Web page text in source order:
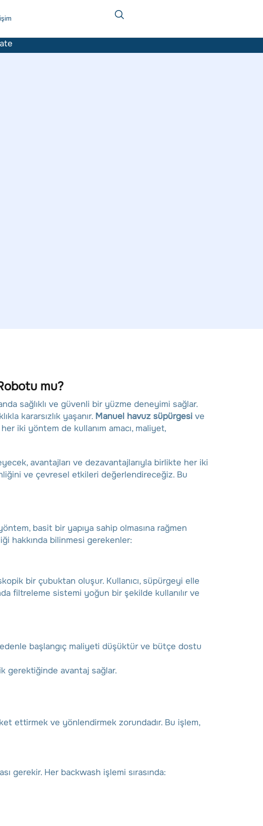
mu?
sağlıklı ve güvenli bir yüzme deneyimi sağlar.
kararsızlık yaşanır. Manuel havuz süpürgesi ve
iki yöntem de kullanım amacı, maliyet,
avantajları ve dezavantajlarıyla birlikte her iki
ve çevresel etkileri değerlendireceğiz. Bu
basit bir yapıya sahip olmasına rağmen
hakkında bilinmesi gerekenler:
bir çubuktan oluşur. Kullanıcı, süpürgeyi elle
filtreleme sistemi yoğun bir şekilde kullanılır ve
başlangıç maliyeti düşüktür ve bütçe dostu
gerektiğinde avantaj sağlar.
ettirmek ve yönlendirmek zorundadır. Bu işlem,
gerekir. Her backwash işlemi sırasında: